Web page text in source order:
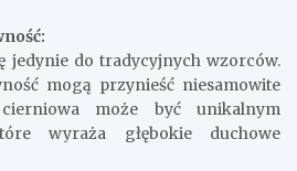
jedynie do tradycyjnych wzorców.
mogą przynieść niesamowite
może być unikalnym
wyraża głębokie duchowe